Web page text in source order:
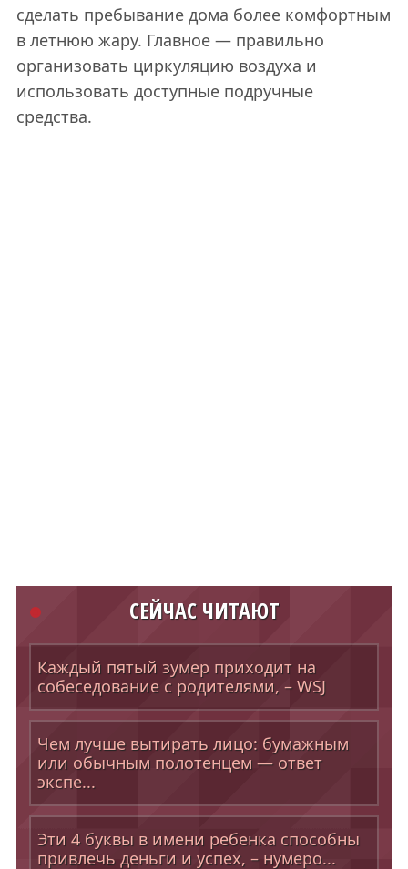
сделать пребывание дома более комфортным
в летнюю жару. Главное — правильно
организовать циркуляцию воздуха и
использовать доступные подручные
средства.
СЕЙЧАС ЧИТАЮТ
Каждый пятый зумер приходит на
собеседование с родителями, – WSJ
Чем лучше вытирать лицо: бумажным
или обычным полотенцем — ответ
экспе...
Эти 4 буквы в имени ребенка способны
привлечь деньги и успех, – нумеро...